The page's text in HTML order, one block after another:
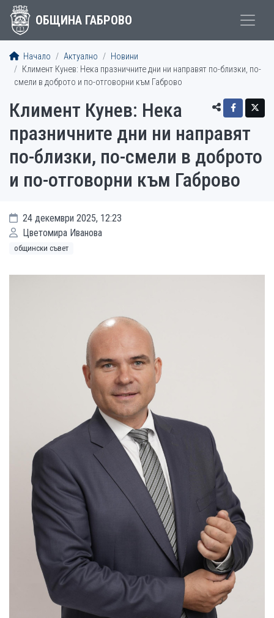
ОБЩИНА ГАБРОВО
Начало Актуално
Новини
Климент Кунев: Нека празничните дни ни направят по-близки, по-
смели в доброто и по-отговорни към Габрово
Климент Кунев: Нека
празничните дни ни направят
по-близки, по-смели в доброто
и по-отговорни към Габрово
24 декември 2025, 12:23
Цветомира Иванова
общински съвет